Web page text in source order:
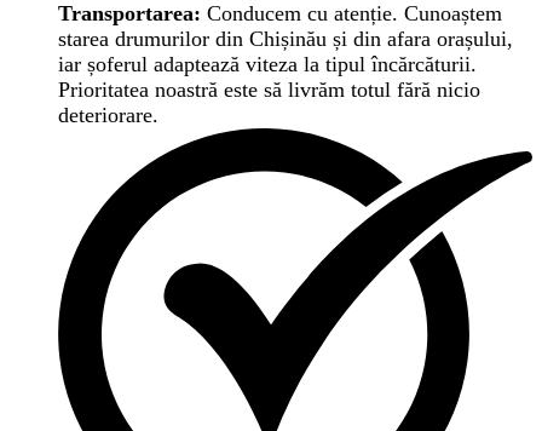
Transportarea: Conducem cu atenție. Cunoaștem
starea drumurilor din Chișinău și din afara orașului,
iar șoferul adaptează viteza la tipul încărcăturii.
Prioritatea noastră este să livrăm totul fără nicio
deteriorare.